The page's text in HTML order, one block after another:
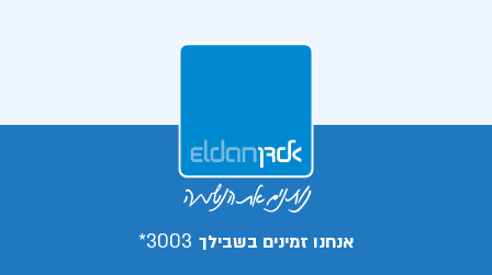
אנחנו זמינים בשבילך 3003*